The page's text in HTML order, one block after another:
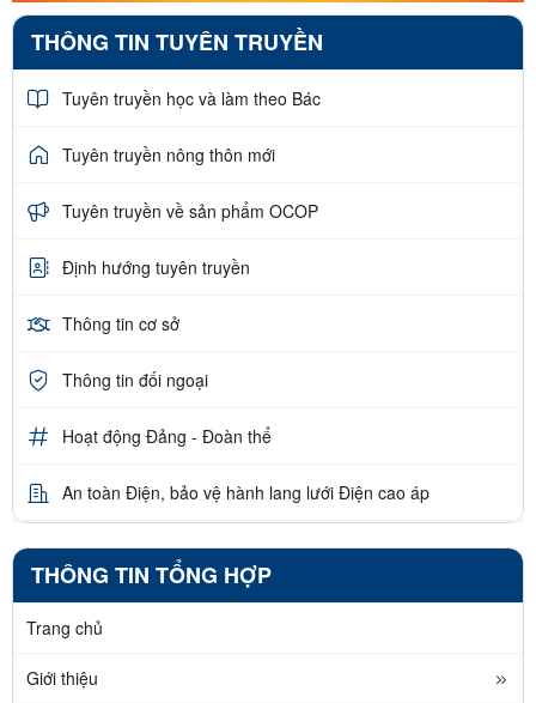
THÔNG TIN TUYÊN TRUYỀN
Tuyên truyền học và làm theo Bác
Tuyên truyền nông thôn mới
Tuyên truyền về sản phẩm OCOP
Định hướng tuyên truyền
Thông tin cơ sở
Thông tin đối ngoại
Hoạt động Đảng - Đoàn thể
An toàn Điện, bảo vệ hành lang lưới Điện cao áp
THÔNG TIN TỔNG HỢP
Trang chủ
Giới thiệu